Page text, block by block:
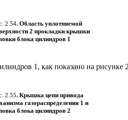
2.54. Область уплотняемой
2 прокладки крышки
блока цилиндров 1
1, как показано на рисунке
2.55. Крышка цепи привода
газораспределения 1 и
блока цилиндров 2